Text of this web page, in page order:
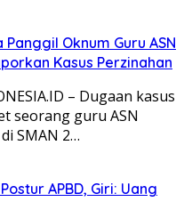
Oknum Guru ASN
Kasus Perzinahan
– Dugaan kasus
seorang guru ASN
SMAN 2…
APBD, Giri: Uang